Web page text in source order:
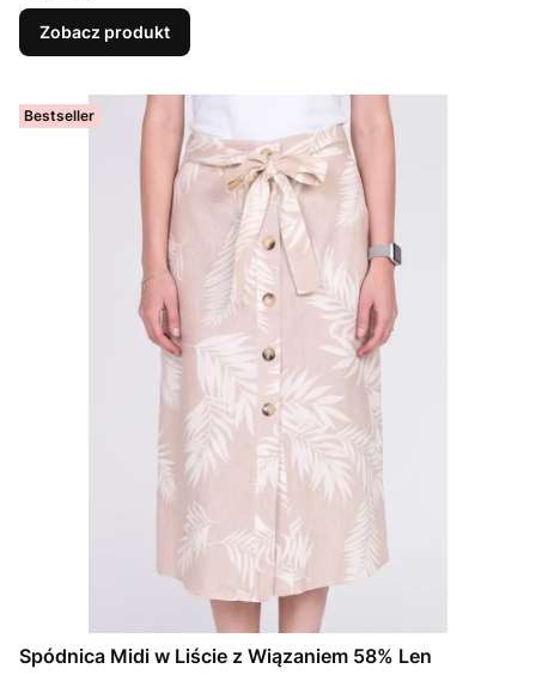
Zobacz produkt
Bestseller
Spódnica Midi w Liście z Wiązaniem 58% Len